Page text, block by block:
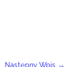
Następny Wpis →